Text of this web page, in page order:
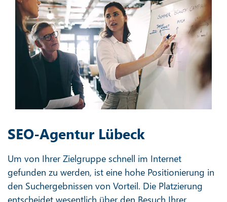
SEO-Agentur Lübeck
Um von Ihrer Zielgruppe schnell im Internet
gefunden zu werden, ist eine hohe Positionierung in
den Suchergebnissen von Vorteil. Die Platzierung
entscheidet wesentlich über den Besuch Ihrer